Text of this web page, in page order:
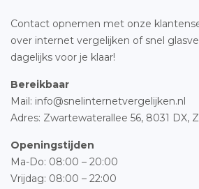
Contact opnemen met onze
over internet vergelijken of snel
dagelijks voor je klaar!
Bereikbaar
Mail: info@snelinternetvergelijken.nl
Adres: Zwartewaterallee 56, 8031 DX,
Openingstijden
Ma-Do: 08:00 – 20:00
Vrijdag: 08:00 – 22:00